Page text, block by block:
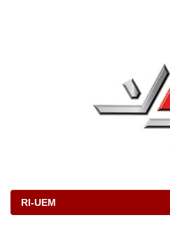
RI-UEM